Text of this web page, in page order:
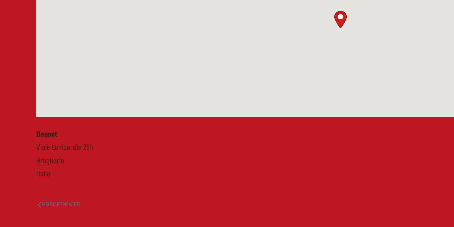
Bennet
Viale Lombardia 264
Brugherio
Italia
PRECEDENTE